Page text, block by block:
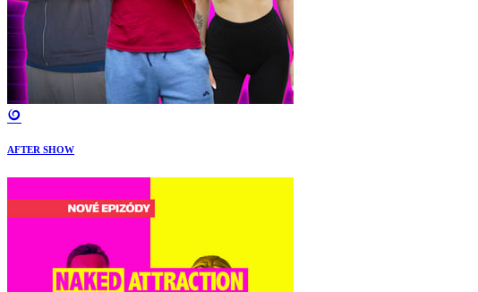
AFTER SHOW